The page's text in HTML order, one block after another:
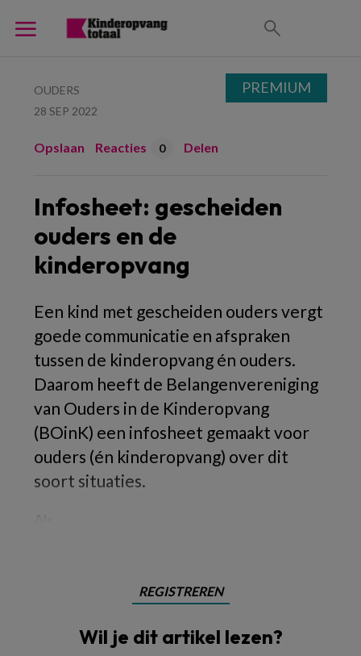
OUDERS
28 SEP 2022
Opslaan Reacties 0 Delen
Infosheet: gescheiden
ouders en de
kinderopvang
Een kind met gescheiden ouders vergt
goede communicatie en afspraken
tussen de kinderopvang én ouders.
Daarom heeft de Belangenvereniging
van Ouders in de Kinderopvang
(BOinK) een infosheet gemaakt voor
ouders (én kinderopvang) over dit
soort situaties.
REGISTREREN
Wil je dit artikel lezen?
PREMIUM